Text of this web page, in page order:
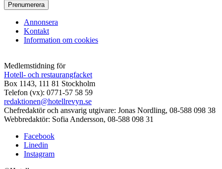
Annonsera
Kontakt
Information om cookies
Medlemstidning för
Hotell- och restaurangfacket
Box 1143, 111 81 Stockholm
Telefon (vx): 0771-57 58 59
redaktionen@hotellrevyn.se
Chefredaktör och ansvarig utgivare: Jonas Nordling, 08-588 098 38
Webbredaktör: Sofia Andersson, 08-588 098 31
Facebook
Linedin
Instagram